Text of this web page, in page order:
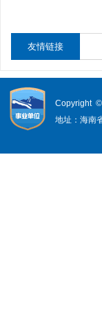
友情链接
Copyright ©
地址：海南